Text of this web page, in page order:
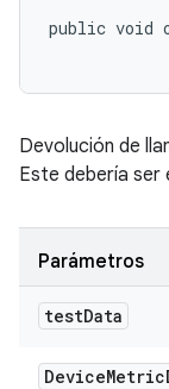
public void
Devolución de
Este debería ser
Parámetros
testData
DeviceMetric